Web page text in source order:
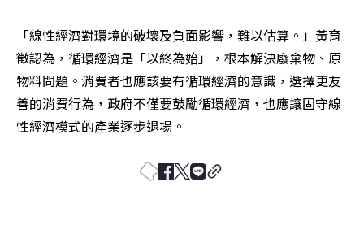
「線性經濟對環境的破壞及負面影響，難以估算。」黃育
徵認為，循環經濟是「以終為始」，根本解決廢棄物、原
物料問題。消費者也應該要有循環經濟的意識，選擇更友
善的消費行為，政府不僅要鼓勵循環經濟，也應讓固守線
性經濟模式的產業逐步退場。